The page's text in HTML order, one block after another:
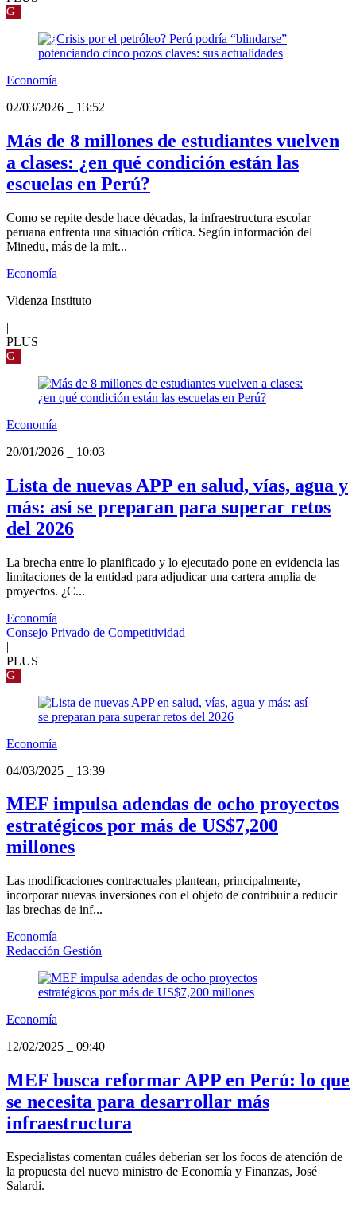
G
Economía
02/03/2026
13:52
Más de 8 millones de estudiantes vuelven
a clases: ¿en qué condición están las
escuelas en Perú?
Como se repite desde hace décadas, la infraestructura escolar
peruana enfrenta una situación crítica. Según información del
Minedu, más de la mit...
Economía
Videnza Instituto
|
PLUS
G
Economía
20/01/2026
10:03
Lista de nuevas APP en salud, vías, agua y
más: así se preparan para superar retos
del 2026
La brecha entre lo planificado y lo ejecutado pone en evidencia las
limitaciones de la entidad para adjudicar una cartera amplia de
proyectos. ¿C...
Economía
Consejo Privado de Competitividad
|
PLUS
G
Economía
04/03/2025
13:39
MEF impulsa adendas de ocho proyectos
estratégicos por más de US$7,200
millones
Las modificaciones contractuales plantean, principalmente,
incorporar nuevas inversiones con el objeto de contribuir a reducir
las brechas de inf...
Economía
Redacción Gestión
Economía
12/02/2025
09:40
MEF busca reformar APP en Perú: lo que
se necesita para desarrollar más
infraestructura
Especialistas comentan cuáles deberían ser los focos de atención de
la propuesta del nuevo ministro de Economía y Finanzas, José
Salardi.